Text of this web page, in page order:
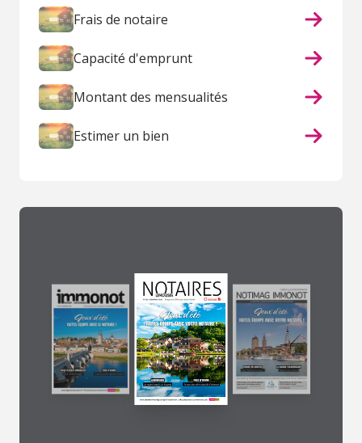
Frais de notaire
Capacité d'emprunt
Montant des mensualités
Estimer un bien